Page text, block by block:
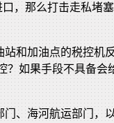
，那么打击走私堵
和加油点的税控机
？如果手段不具备会
门、海河航运部门，